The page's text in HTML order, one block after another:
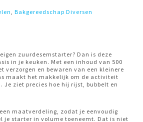
,Bakgereedschap Diversen
zuurdesemstarter? Dan is deze
in je keuken. Met een inhoud van 500
verzorgen en bewaren van een kleinere
maakt het makkelijk om de activiteit
Je ziet precies hoe hij rijst, bubbelt en
maatverdeling, zodat je eenvoudig
je starter in volume toeneemt. Dat is niet